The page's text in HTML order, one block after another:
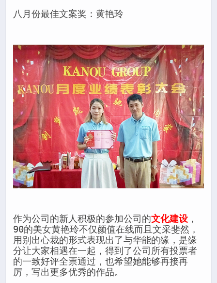
八月份最佳文案奖：黄艳玲
作为公司的新人积极的参加公司的文化建设 ，
90的美女黄艳玲不仅颜值在线而且文采斐然，
用别出心裁的形式表现出了与华能的缘，是缘
分让大家相遇在一起，得到了公司所有投票者
的一致好评全票通过，也希望她能够再接再
厉，写出更多优秀的作品。